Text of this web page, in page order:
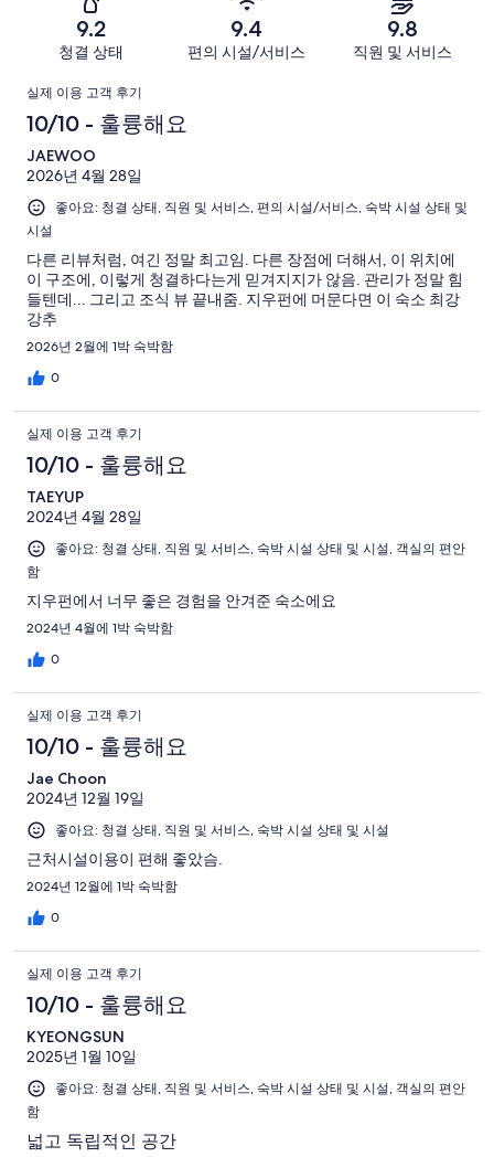
후
기
186
개
후
중
36
개
개
이
후
기
중
개
227
개
용
후
개
별
로
요.
227
개
이
용
후
기
중
개
9.2
청결 상태
9.4
편의 시설/서비스
9.8
직원 및 서비스
이
용
후
기
실제 이용 고객 후기
10/10 - 훌륭해요
JAEWOO
2026년 4월 28일
좋아요: 청결 상태, 직원 및 서비스, 편의 시설/서비스, 숙박 시설 상태 및
시설
다른 리뷰처럼, 여긴 정말 최고임. 다른 장점에 더해서, 이 위치에
이 구조에, 이렇게 청결하다는게 믿겨지지가 않음. 관리가 정말 힘
들텐데... 그리고 조식 뷰 끝내줌. 지우펀에 머문다면 이 숙소 최강
강추
2026년 2월에 1박 숙박함
0
실제 이용 고객 후기
10/10 - 훌륭해요
TAEYUP
2024년 4월 28일
좋아요: 청결 상태, 직원 및 서비스, 숙박 시설 상태 및 시설, 객실의 편안
함
지우펀에서 너무 좋은 경험을 안겨준 숙소에요
2024년 4월에 1박 숙박함
0
실제 이용 고객 후기
10/10 - 훌륭해요
Jae Choon
2024년 12월 19일
좋아요: 청결 상태, 직원 및 서비스, 숙박 시설 상태 및 시설
근처시설이용이 편해 좋았슴.
2024년 12월에 1박 숙박함
0
실제 이용 고객 후기
10/10 - 훌륭해요
KYEONGSUN
2025년 1월 10일
좋아요: 청결 상태, 직원 및 서비스, 숙박 시설 상태 및 시설, 객실의 편안
함
넓고 독립적인 공간